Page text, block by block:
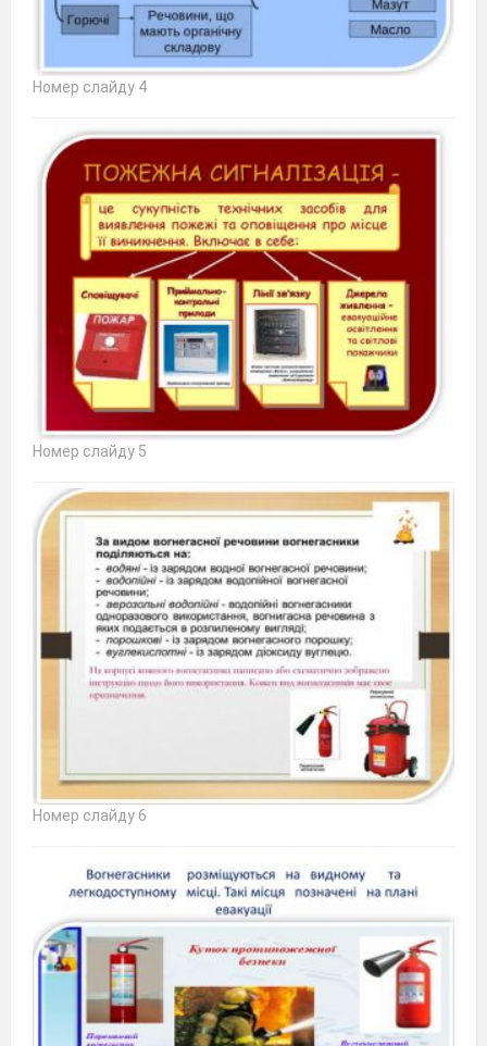
Номер слайду 4
Номер слайду 5
Номер слайду 6